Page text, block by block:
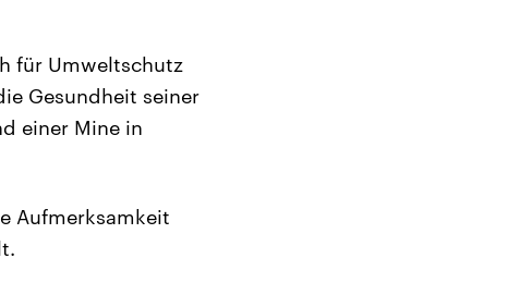
für Umweltschutz
Gesundheit seiner
einer Mine in
Aufmerksamkeit